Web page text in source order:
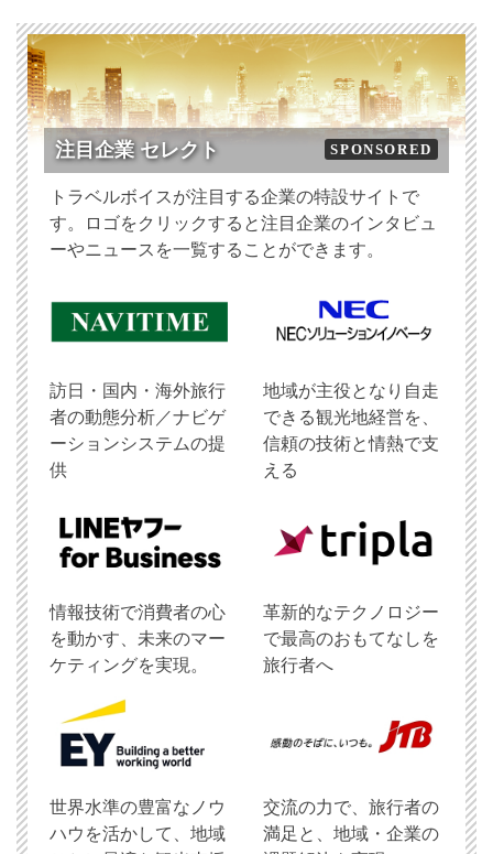
注目企業 セレクト SPONSORED
トラベルボイスが注目する企業の特設サイトで
す。ロゴをクリックすると注目企業のインタビュ
ーやニュースを一覧することができます。
訪日・国内・海外旅行
者の動態分析／ナビゲ
ーションシステムの提
供
地域が主役となり自走
できる観光地経営を、
信頼の技術と情熱で支
える
情報技術で消費者の心
を動かす、未来のマー
ケティングを実現。
革新的なテクノロジー
で最高のおもてなしを
旅行者へ
世界水準の豊富なノウ
ハウを活かして、地域
交流の力で、旅行者の
満足と、地域・企業の